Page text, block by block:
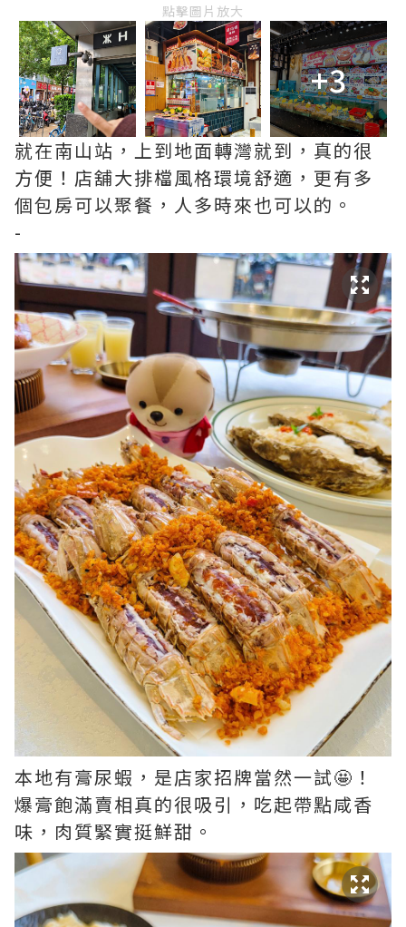
點擊圖片放大
+3
就在南山站，上到地面轉灣就到，真的很
方便！店舖大排檔風格環境舒適，更有多
個包房可以聚餐，人多時來也可以的。
-
本地有膏尿蝦，是店家招牌當然一試🤩！
爆膏飽滿賣相真的很吸引，吃起帶點咸香
味，肉質緊實挺鮮甜。